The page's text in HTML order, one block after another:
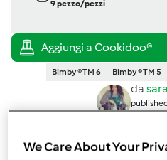
9pezzo/pezzi
Bimby ® TM 6 Bimby ® TM 5
da
We Care About Your